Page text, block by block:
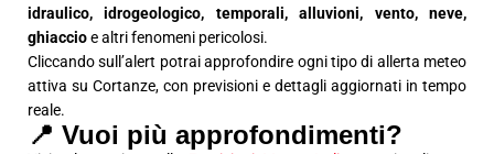
idraulico, idrogeologico, temporali, alluvioni, vento, neve,
ghiaccioe altri fenomeni pericolosi.
Cliccando sull’alert potrai approfondire ogni tipo di allerta meteo
attiva su Cortanze, con previsioni e dettagli aggiornati in tempo
reale.
📍 Vuoi più approfondimenti?